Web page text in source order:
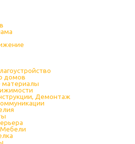
домов
материалы
Демонтаж